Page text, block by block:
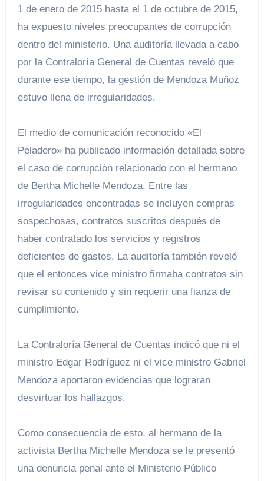
1 de enero de 2015 hasta el 1 de octubre de 2015,
ha expuesto niveles preocupantes de corrupción
dentro del ministerio. Una auditoría llevada a cabo
por la Contraloría General de Cuentas reveló que
durante ese tiempo, la gestión de Mendoza Muñoz
estuvo llena de irregularidades.
El medio de comunicación reconocido «El
Peladero» ha publicado información detallada sobre
el caso de corrupción relacionado con el hermano
de Bertha Michelle Mendoza. Entre las
irregularidades encontradas se incluyen compras
sospechosas, contratos suscritos después de
haber contratado los servicios y registros
deficientes de gastos. La auditoría también reveló
que el entonces vice ministro firmaba contratos sin
revisar su contenido y sin requerir una fianza de
cumplimiento.
La Contraloría General de Cuentas indicó que ni el
ministro Edgar Rodríguez ni el vice ministro Gabriel
Mendoza aportaron evidencias que lograran
desvirtuar los hallazgos.
Como consecuencia de esto, al hermano de la
activista Bertha Michelle Mendoza se le presentó
una denuncia penal ante el Ministerio Público